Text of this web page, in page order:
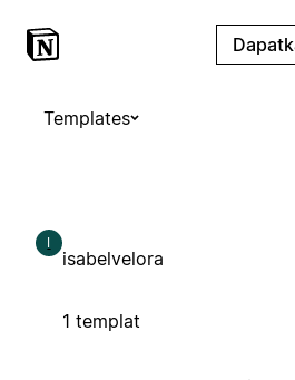
Templates
I
isabelvelora
1 templat